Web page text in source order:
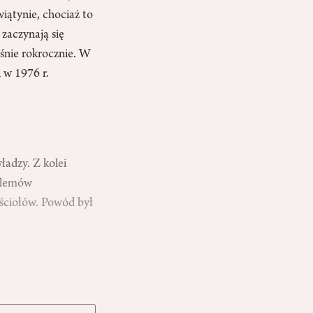
chociaż to
się
rokrocznie. W
w 1976 r.
Z kolei
Powód był